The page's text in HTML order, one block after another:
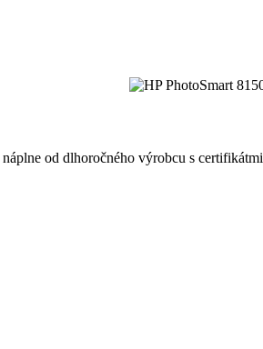
od dlhoročného výrobcu s